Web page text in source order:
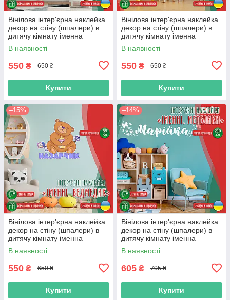
Вінілова інтер'єрна наклейка
декор на стіну (шпалери) в
дитячу кімнату іменна
"Африка" з Оракалу
В наявності
550 ₴ 650 ₴
Купити
Вінілова інтер'єрна наклейка
декор на стіну (шпалери) в
дитячу кімнату іменна
"Ведмедиця" з Оракалу
В наявності
550 ₴ 650 ₴
Купити
–15%
Вінілова інтер'єрна наклейка
декор на стіну (шпалери) в
дитячу кімнату іменна
"Ведмедик" з Оракалу
В наявності
550 ₴ 650 ₴
Купити
–14%
Вінілова інтер'єрна наклейка
декор на стіну (шпалери) в
дитячу кімнату іменна
"Метелики" з Оракалу
В наявності
605 ₴ 705 ₴
Купити